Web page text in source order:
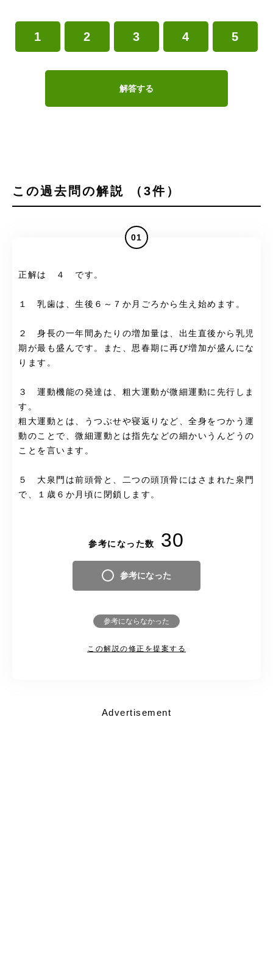
1 2 3 4 5
解答する
この過去問の解説 （3件）
01
正解は ４ です。
１ 乳歯は、生後６～７か月ごろから生え始めます。
２ 身長の一年間あたりの増加量は、出生直後から乳児
期が最も盛んです。また、思春期に再び増加が盛んにな
ります。
３ 運動機能の発達は、粗大運動が微細運動に先行しま
す。
粗大運動とは、うつぶせや寝返りなど、全身をつかう運
動のことで、微細運動とは指先などの細かいうんどうの
ことを言います。
５ 大泉門は前頭骨と、二つの頭頂骨にはさまれた泉門
で、１歳６か月頃に閉鎖します。
参考になった数 30
参考になった
参考にならなかった
この解説の修正を提案する
Advertisement